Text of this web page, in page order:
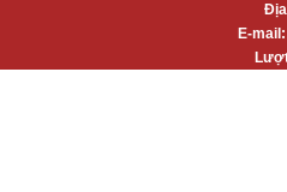
E-